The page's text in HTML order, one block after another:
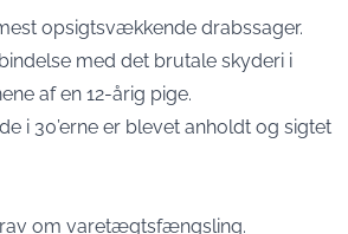
opsigtsvækkende drabssager.
med det brutale skyderi i
af en 12-årig pige.
i 30’erne er blevet anholdt og sigtet
om varetægtsfængsling.